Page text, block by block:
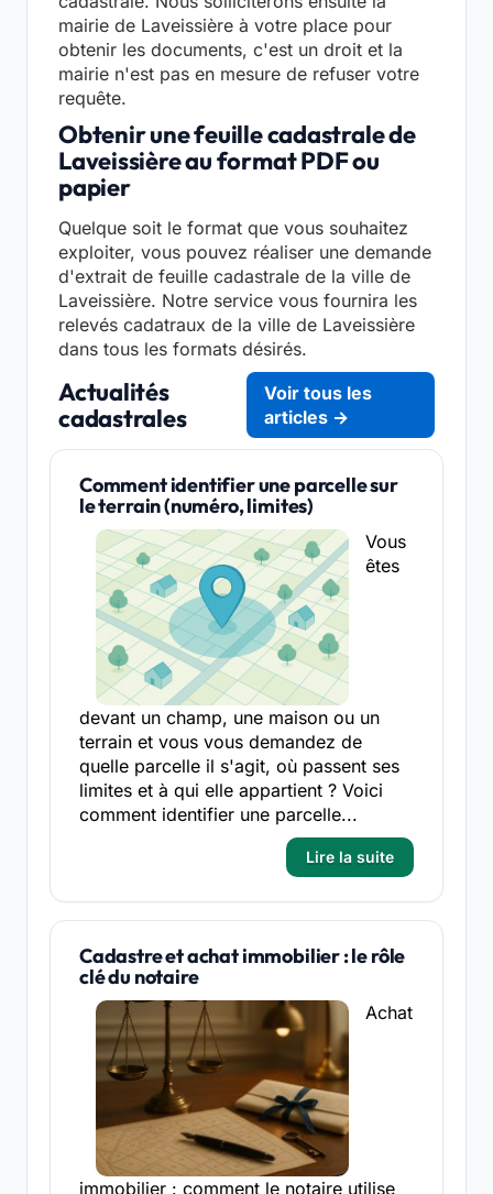
mairie de Laveissière à votre place pour
obtenir les documents, c'est un droit et la
mairie n'est pas en mesure de refuser votre
requête.
Obtenir une feuille cadastrale de
Laveissière au format PDF ou
papier
Quelque soit le format que vous souhaitez
exploiter, vous pouvez réaliser une demande
d'extrait de feuille cadastrale de la ville de
Laveissière. Notre service vous fournira les
relevés cadatraux de la ville de Laveissière
dans tous les formats désirés.
Actualités
cadastrales
Voir tous les
articles →
Comment identifier une parcelle sur
le terrain (numéro, limites)
Vous
êtes
devant un champ, une maison ou un
terrain et vous vous demandez de
quelle parcelle il s'agit, où passent ses
limites et à qui elle appartient ? Voici
comment identifier une parcelle...
Lire la suite
Cadastre et achat immobilier : le rôle
clé du notaire
Achat
immobilier : comment le notaire utilise